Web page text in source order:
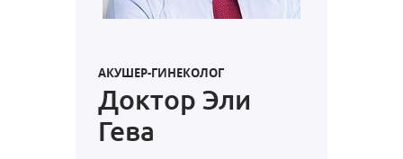
АКУШЕР-ГИНЕКОЛОГ
Доктор Эли
Гева